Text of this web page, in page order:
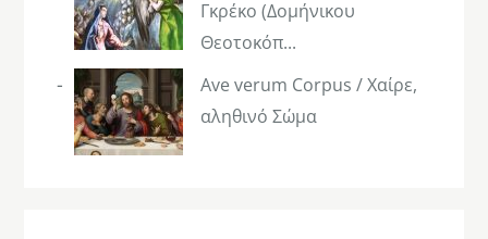
Γκρέκο (Δομήνικου
Θεοτοκόπ...
Ave verum Corpus / Χαίρε,
αληθινό Σώμα